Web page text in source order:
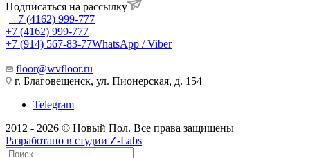
Подписаться на рассылку
+7 (4162) 999-777
+7 (4162) 999-777
+7 (914) 567-83-77WhatsApp / Viber
floor@wvfloor.ru
г. Благовещенск, ул. Пионерская, д. 154
Telegram
2012 - 2026 © Новый Пол. Все права защищены
Разработано в студии Z-Labs